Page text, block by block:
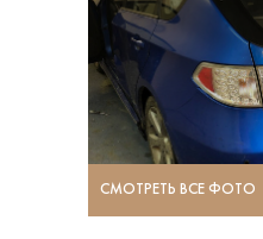
СМОТРЕТЬ ВСЕ ФОТО